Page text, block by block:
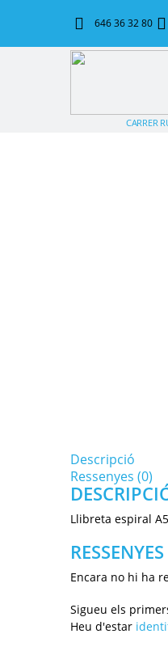
646 36 32 80
CARRER
Descripció
Ressenyes (0)
Llibreta espiral
RESSENYES
Encara no hi ha
Sigueu els
Heu d'estar